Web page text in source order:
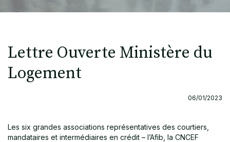
Lettre Ouverte Ministère du
Logement
06/01/2023
Les six grandes associations représentatives des courtiers,
mandataires et intermédiaires en crédit – l’Afib, la CNCEF